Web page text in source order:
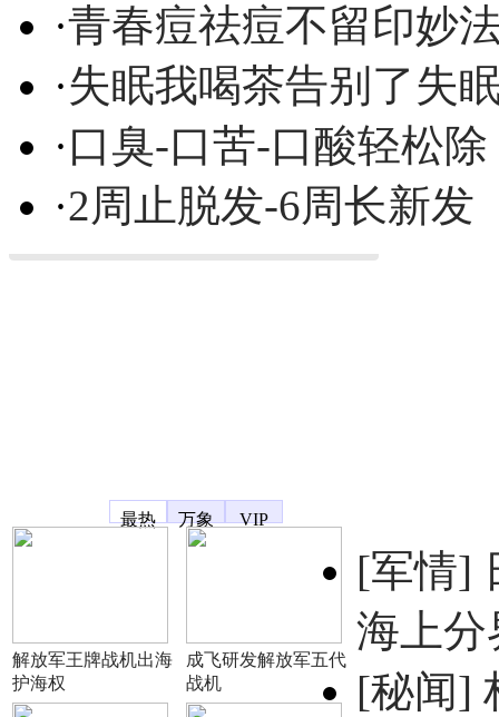
·青春痘祛痘不留印妙
·失眠我喝茶告别了失
·口臭-口苦-口酸轻松除
·2周止脱发-6周长新发
最热
万象 VIP
解放军王牌战机出海
护海权
成飞研发解放军五代
战机
[军情]
海上分
[秘闻]